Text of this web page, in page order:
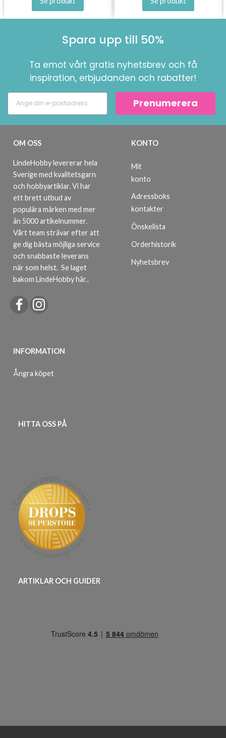
Spara upp till 50%
Ta emot vårt gratis nyhetsbrev och få
inspiration, erbjudanden och rabatter!
Prenumerera
OM OSS
LindeHobby levererar hela
Sverige med kvalitetsgarn
och hobbyartiklar. Vi har
ett brett utbud av
populära märken med mer
än 5000 artikelnummer.
Vårt team strävar efter att
ge dig bästa möjliga service
och snabbaste leverans
när som helst. Se laget
bakom LindeHobby här..
INFORMATION
Ångra köpet
KONTO
Mit
konto
Adressboks
kontakter
Önskelista
Orderhistorik
Nyhetsbrev
HITTA OSS PÅ
ARTIKLAR OCH GUIDER